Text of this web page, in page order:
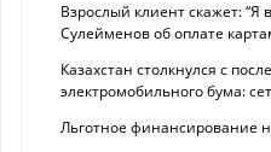
Взрослый клиент скажет:
Сулейменов об оплате
Казахстан столкнулся с
электромобильного бума:
Льготное финансирование